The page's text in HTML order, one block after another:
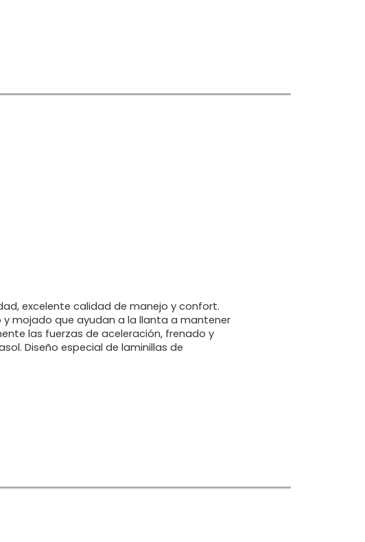
excelente calidad de manejo y confort.
mojado que ayudan a la llanta a mantener
las fuerzas de aceleración, frenado y
Diseño especial de laminillas de